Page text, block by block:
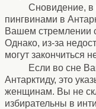
Сновидение, в
пингвинами в
Вашем стремлении
Однако, из-за
могут закончиться
Если во сне
Антарктиду, это
женщинам. Вы не
избирательны в